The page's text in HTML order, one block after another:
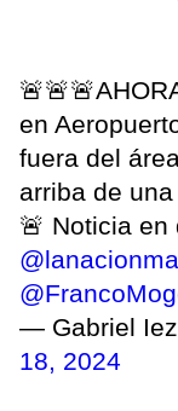
en
fuera del
arriba de
🚨 Noticia en
— Gabriel
18, 2024